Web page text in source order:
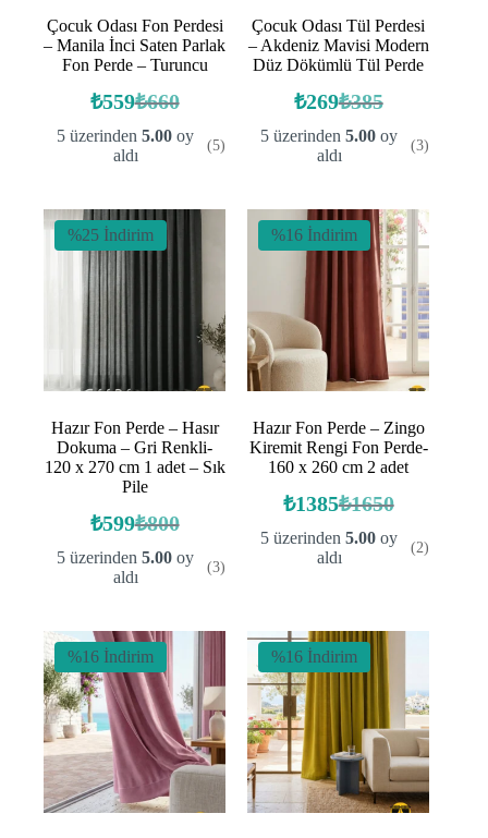
Çocuk Odası Fon Perdesi
– Manila İnci Saten Parlak
Fon Perde – Turuncu
₺660
Orijinal
fiyat:
₺660.
₺559Şu
andaki
fiyat:
5 üzerinden5.00 oy
aldı
(5)
Çocuk Odası Tül Perdesi
– Akdeniz Mavisi Modern
Düz Dökümlü Tül Perde
₺385
Orijinal
fiyat:
₺385.
₺269Şu
andaki
fiyat:
5 üzerinden5.00 oy
aldı
(3)
%25 İndirim
Hazır Fon Perde – Hasır
Dokuma – Gri Renkli-
120 x 270 cm 1 adet – Sık
Pile
₺800
Orijinal
fiyat:
₺800.
₺599Şu
andaki
fiyat:
5 üzerinden5.00 oy
aldı
(3)
%16 İndirim
Hazır Fon Perde – Zingo
Kiremit Rengi Fon Perde-
160 x 260 cm 2 adet
₺1650
Orijinal
fiyat:
₺1650.
₺1385Şu
andaki
fiyat:
5 üzerinden5.00 oy
aldı
(2)
%16 İndirim %16 İndirim